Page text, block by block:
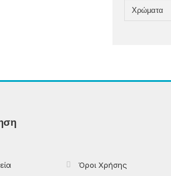
Χρώματα
Όροι Χρήσης